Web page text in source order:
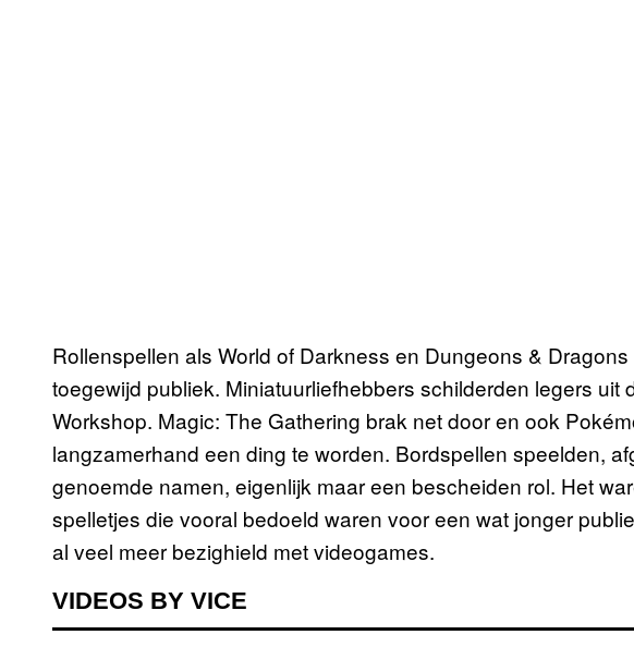
Rollenspellen als World of Darkness en Dungeons &
toegewijd publiek. Miniatuurliefhebbers schilderden legers uit
Workshop. Magic: The Gathering brak net door en ook
langzamerhand een ding te worden. Bordspellen speelden,
genoemde namen, eigenlijk maar een bescheiden rol. Het
spelletjes die vooral bedoeld waren voor een wat jonger
al veel meer bezighield met videogames.
VIDEOS BY VICE